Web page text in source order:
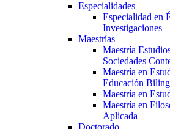
Especialidades
Especialidad en
Investigaciones
Maestrías
Maestría
Sociedades
Maestría en
Educación
Maestría en
Maestría en
Aplicada
Doctorado